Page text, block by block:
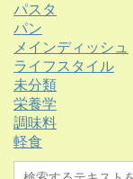
パスタ
パン
メインディッシュ
ライフスタイル
未分類
栄養学
調味料
軽食